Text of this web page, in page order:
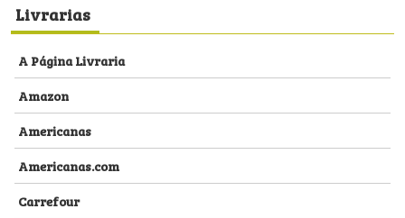
Livrarias
A Página Livraria
Amazon
Americanas
Americanas.com
Carrefour